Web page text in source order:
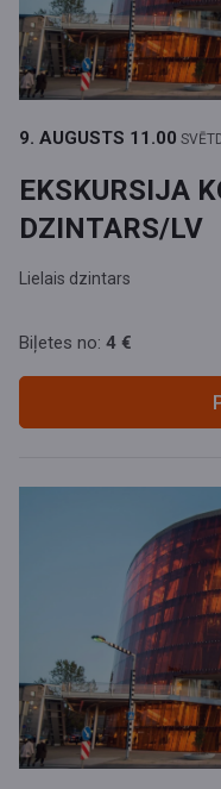
9. AUGUSTS 11.00
EKSKURSIJA
DZINTARS/LV
Lielais dzintars
Biļetes no: 4 €